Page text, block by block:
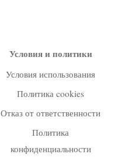
Условия и политики
Условия использования
Политика cookies
Отказ от ответственности
Политика
конфиденциальности